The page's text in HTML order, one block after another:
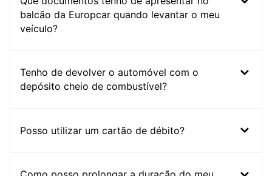
balcão da Europcar quando levantar o meu
veículo?
Tenho de devolver o automóvel com o
depósito cheio de combustível?
Posso utilizar um cartão de débito?